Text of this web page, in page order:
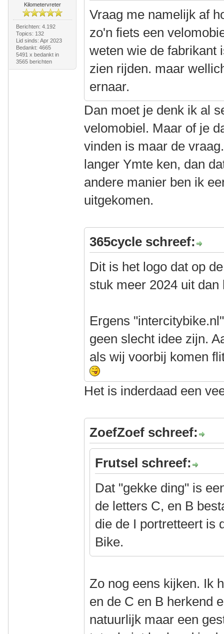
Kilometervreter
Berichten: 4.192
Topics: 132
Lid sinds: Apr 2023
Bedankt: 4665
5491 x bedankt in
3565 berichten
Vraag me namelijk af
zo'n fiets een
weten wie de fabrikant
zien rijden. maar
ernaar.
Dan moet je denk ik al
velomobiel. Maar of je
vinden is maar de
langer Ymte ken, dan
andere manier ben ik
uitgekomen.
365cycle schreef:
Dit is het logo dat op
stuk meer 2024 uit
Ergens
geen slecht idee zijn.
als wij voorbij komen
Het is inderdaad een
ZoefZoef schreef:
Frutsel schreef:
Dat "gekke ding" is
de letters C, en B
die de I portretteert is
Bike.
Zo nog eens kijken. Ik
en de C en B herkend
natuurlijk maar een